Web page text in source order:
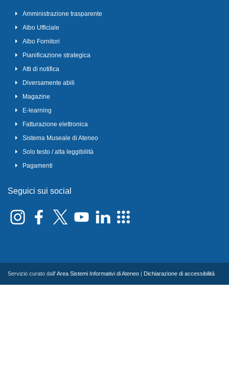
Amministrazione trasparente
Albo Ufficiale
Albo Fornitori
Pianificazione strategica
Atti di notifica
Diversamente abili
Magazine
E-learning
Fatturazione elettronica
Sistema Museale di Ateneo
Solo testo / alta leggibilità
Pagamenti
Seguici sui social
Servizio curato dall'Area Sistemi Informativi di Ateneo Dichiarazione di accessibilità